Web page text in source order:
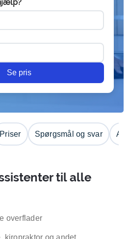
Se pris
Priser Spørgsmål og svar
til alle
overflader
kiropraktor og andet